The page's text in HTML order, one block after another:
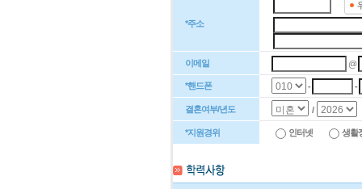
*주소
이메일 @
*핸드폰 - -
결혼여부/년도 /
*지원경위 인터넷 생활